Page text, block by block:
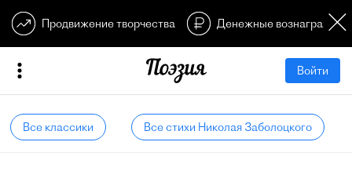
Продвижение творчества Денежные
Войти
Все классики Все стихи Николая Заболоцкого